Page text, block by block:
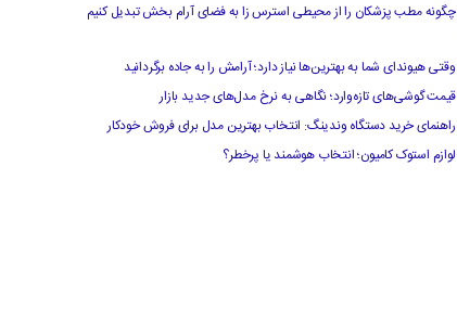
چگونه مطب پزشکان را از محیطی استرس زا به فضای آرام بخش تبدیل کنیم
وقتی هیوندای شما به بهترین‌ها نیاز دارد؛ آرامش را به جاده برگردانید
قیمت گوشی‌های تازه‌وارد؛ نگاهی به نرخ مدل‌های جدید بازار
راهنمای خرید دستگاه وندینگ: انتخاب بهترین مدل برای فروش خودکار
لوازم استوک کامیون؛ انتخاب هوشمند یا پرخطر؟